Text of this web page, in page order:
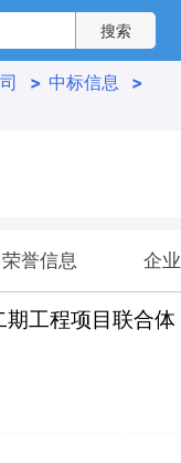
> 中标信息
>
荣誉信息 企
工程项目联合体